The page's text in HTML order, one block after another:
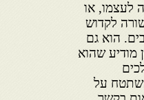
לעצמו, או
לקדוש
הוא גם
מודיע שהוא
על